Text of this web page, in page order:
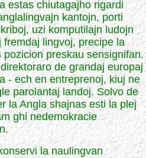
estas chiutagajho rigardi
kantojn, porti
uzi komputilajn ludojn
fremdaj lingvoj, precipe la
pozicion preskau sensignifan.
de grandaj europaj
- ech en entreprenoj, kiuj ne
parolantaj landoj. Solvo de
la Angla shajnas esti la plej
ghi nedemokracie
la naulingvan